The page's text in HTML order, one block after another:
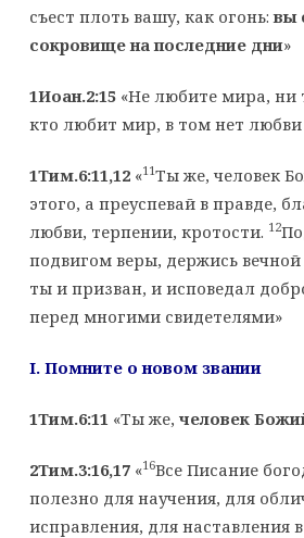
съест плоть вашу, как огонь:вы
сокровище на последние дни»
1Иоан.2:15«Не любите мира, ни
кто любит мир, в том нет любви
1Тим.6:11,12«11Ты же, человек
этого, а преуспевай в правде,
любви, терпении, кротости. 12
подвигом веры, держись
ты и призван, и исповедал
перед многими свидетелями»
I. Помните о новом звании
1Тим.6:11 «Ты же, человек
2Тим.3:16,17«16Все Писание
полезно для научения, для
исправления, для наставления